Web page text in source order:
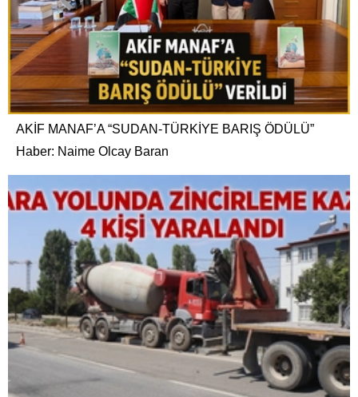
AKİF MANAF’A “SUDAN-TÜRKİYE BARIŞ ÖDÜLÜ”
Haber: Naime Olcay Baran